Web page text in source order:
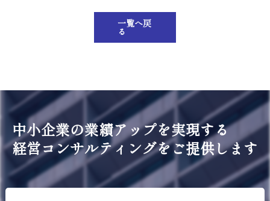
一覧へ戻
る
中小企業の業績アップを実現する
経営コンサルティングをご提供します